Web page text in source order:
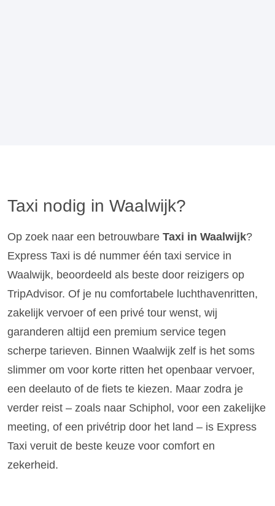
Taxi nodig in Waalwijk?
Op zoek naar een betrouwbare Taxi in Waalwijk?
Express Taxi is dé nummer één taxi service in
Waalwijk, beoordeeld als beste door reizigers op
TripAdvisor. Of je nu comfortabele luchthavenritten,
zakelijk vervoer of een privé tour wenst, wij
garanderen altijd een premium service tegen
scherpe tarieven. Binnen Waalwijk zelf is het soms
slimmer om voor korte ritten het openbaar vervoer,
een deelauto of de fiets te kiezen. Maar zodra je
verder reist – zoals naar Schiphol, voor een zakelijke
meeting, of een privétrip door het land – is Express
Taxi veruit de beste keuze voor comfort en
zekerheid.